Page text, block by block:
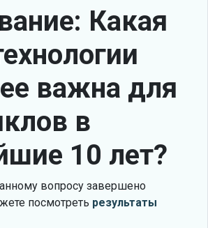
Какая
важна для
в
10 лет?
вопросу завершено
посмотреть результаты